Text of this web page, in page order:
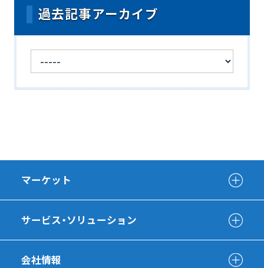
過去記事アーカイブ
マーケット
サービス・ソリューション
会社情報